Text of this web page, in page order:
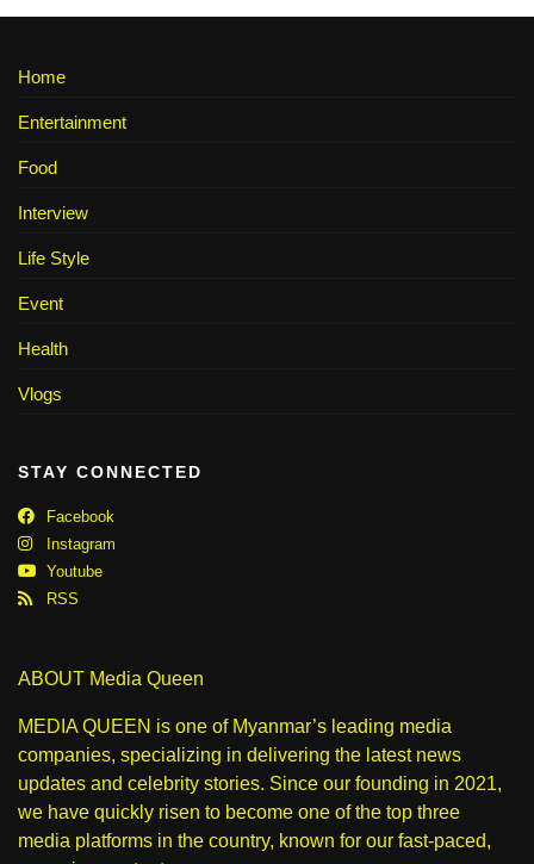
Home
Entertainment
Food
Interview
Life Style
Event
Health
Vlogs
STAY CONNECTED
Facebook
Instagram
Youtube
RSS
ABOUT Media Queen
MEDIA QUEEN is one of Myanmar’s leading media
companies, specializing in delivering the latest news
updates and celebrity stories. Since our founding in 2021,
we have quickly risen to become one of the top three
media platforms in the country, known for our fast-paced,